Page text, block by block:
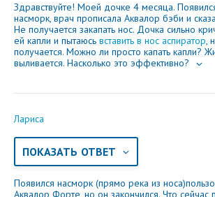
Здравствуйте! Моей дочке 4 месяца.
насморк, врач прописала Аквалор бэби и
Не получается закапать нос. Дочка сильно
ей капли и пытаюсь вставить в нос аспиратор,
получается. Можно ли просто капать капли?
выливается. Насколько это эффективно?
Лариса
ПОКАЗАТЬ ОТВЕТ
Появился насморк (прямо река из
Аквалор Форте, но он закончился. Что сейчас